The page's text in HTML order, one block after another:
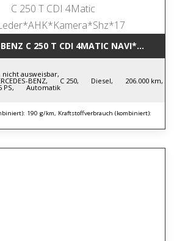
MERCEDES-BENZ C 250 T CDI 4MATIC
nicht ausweisbar,
BENZ, C 250, Diesel, 206.000 km,
PS, Automatik
190 g/km, Kraftstoffverbrauch (kombiniert):